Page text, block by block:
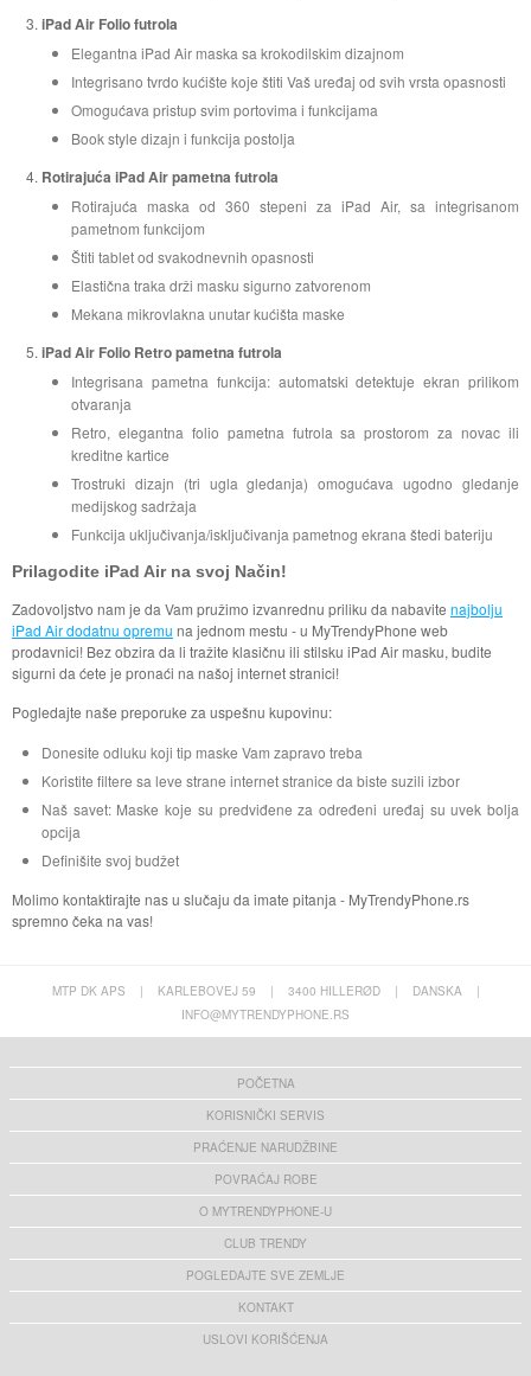
iPad Air Folio futrola
Elegantna iPad Air maska sa krokodilskim dizajnom
Integrisano tvrdo kućište koje štiti Vaš uređaj od svih vrsta opasnosti
Omogućava pristup svim portovima i funkcijama
Book style dizajn i funkcija postolja
Rotirajuća iPad Air pametna futrola
Rotirajuća maska od 360 stepeni za iPad Air, sa integrisanom
pametnom funkcijom
Štiti tablet od svakodnevnih opasnosti
Elastična traka drži masku sigurno zatvorenom
Mekana mikrovlakna unutar kućišta maske
iPad Air Folio Retro pametna futrola
Integrisana pametna funkcija: automatski detektuje ekran prilikom
otvaranja
Retro, elegantna folio pametna futrola sa prostorom za novac ili
kreditne kartice
Trostruki dizajn (tri ugla gledanja) omogućava ugodno gledanje
medijskog sadržaja
Funkcija uključivanja/isključivanja pametnog ekrana štedi bateriju
Prilagodite iPad Air na svoj Način!
Zadovoljstvo nam je da Vam pružimo izvanrednu priliku da nabavite najbolju
iPad Air dodatnu opremu na jednom mestu - u MyTrendyPhone web
prodavnici! Bez obzira da li tražite klasičnu ili stilsku iPad Air masku, budite
sigurni da ćete je pronaći na našoj internet stranici!
Pogledajte naše preporuke za uspešnu kupovinu:
Donesite odluku koji tip maske Vam zapravo treba
Koristite filtere sa leve strane internet stranice da biste suzili izbor
Naš savet: Maske koje su predviđene za određeni uređaj su uvek bolja
opcija
Definišite svoj budžet
Molimo kontaktirajte nas u slučaju da imate pitanja - MyTrendyPhone.rs
spremno čeka na vas!
MTP DK APS | KARLEBOVEJ 59 | 3400 HILLERØD | DANSKA
|
INFO@MYTRENDYPHONE.RS
POČETNA
KORISNIČKI SERVIS
PRAĆENJE NARUDŽBINE
POVRAĆAJ ROBE
O MYTRENDYPHONE-U
CLUB TRENDY
POGLEDAJTE SVE ZEMLJE
KONTAKT
USLOVI KORIŠĆENJA